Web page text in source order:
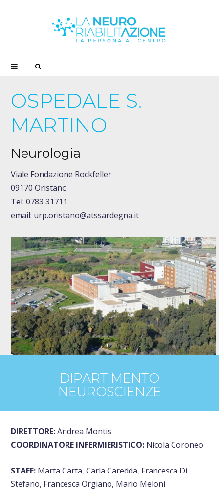
h
f
o
r
:
OSPEDALE S.
MARTINO
Neurologia
Viale Fondazione Rockfeller
09170 Oristano
Tel: 0783 31711
email: urp.oristano@atssardegna.it
DIPARTIMENTO
NEUROSCIENZE
DIRETTORE:Andrea Montis
COORDINATORE INFERMIERISTICO: Nicola Coroneo
STAFF: Marta Carta, Carla Caredda, Francesca Di
Stefano, Francesca Orgiano, Mario Meloni